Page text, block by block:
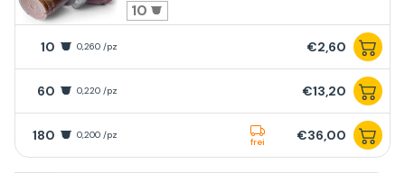
10
10 0,260 /pz €2,60
60 0,220 /pz €13,20
180 0,200 /pz
frei €36,00